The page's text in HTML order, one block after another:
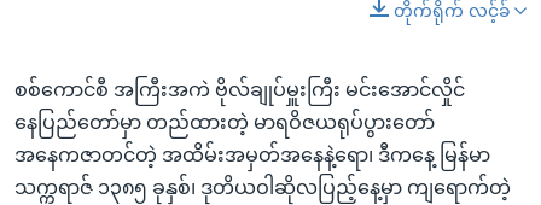
တိုက်ရိုက် လင့်ခ်
စစ်ကောင်စီ အကြီးအကဲ ဗိုလ်ချုပ်မှူးကြီး မင်းအောင်လှိုင်
နေပြည်တော်မှာ တည်ထားတဲ့ မာရဝိဇယရုပ်ပွားတော်
အနေကဇာတင်တဲ့ အထိမ်းအမှတ်အနေနဲ့ရော၊ ဒီကနေ့ မြန်မာ
သက္ကရာဇ် ၁၃၈၅ ခုနှစ်၊ ဒုတိယဝါဆိုလပြည့်နေ့မှာ ကျရောက်တဲ့